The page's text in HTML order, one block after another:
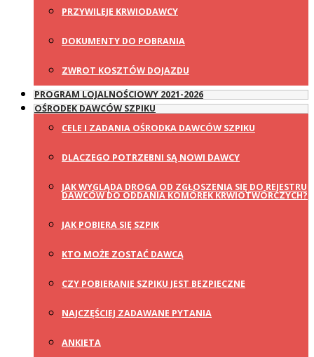
PRZYWILEJE KRWIODAWCY
DOKUMENTY DO POBRANIA
ZWROT KOSZTÓW DOJAZDU
PROGRAM LOJALNOŚCIOWY 2021-2026
OŚRODEK DAWCÓW SZPIKU
CELE I ZADANIA OŚRODKA DAWCÓW SZPIKU
DLACZEGO POTRZEBNI SĄ NOWI DAWCY
JAK WYGLĄDA DROGA OD ZGŁOSZENIA SIĘ DO REJESTRU
DAWCÓW DO ODDANIA KOMÓREK KRWIOTWÓRCZYCH?
JAK POBIERA SIĘ SZPIK
KTO MOŻE ZOSTAĆ DAWCĄ
CZY POBIERANIE SZPIKU JEST BEZPIECZNE
NAJCZĘŚCIEJ ZADAWANE PYTANIA
ANKIETA